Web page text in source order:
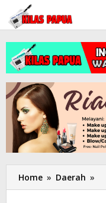
Lewati
konten
Home » Daerah »